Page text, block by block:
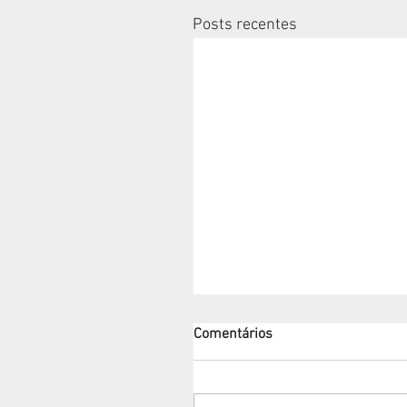
Posts recentes
Comentários